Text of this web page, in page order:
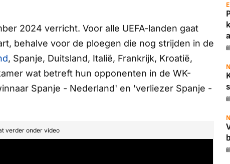
2024 verricht. Voor alle UEFA-landen gaat
behalve voor de ploegen die nog strijden in de
, Spanje, Duitsland, Italië, Frankrijk, Kroatië,
wat betreft hun opponenten in de WK-
Spanje - Nederland' en 'verliezer Spanje -
verder onder video